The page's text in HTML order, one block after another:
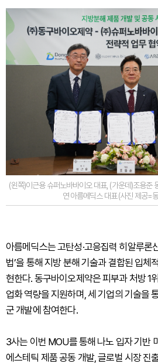
(왼쪽)이근용 슈퍼노바바이오 대표, (가운데)조용준
연 아름메딕스 대표 (사진 제공=
아름메딕스는 고탄성·고응집력 히알루론
법’을 통해 지방 분해 기술과 결합된 입체
현한다. 동구바이오제약은 피부과 처방 1
업화 역량을 지원하며, 세 기업의 기술을
군 개발에 참여한다.
3사는 이번 MOU를 통해 나노 입자 기반
에스테틱 제품 공동 개발, 글로벌 시장 진